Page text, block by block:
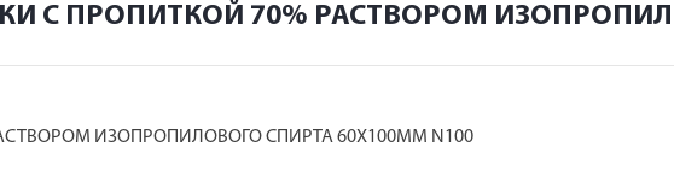
С ПРОПИТКОЙ 70% РАСТВОРОМ
ИЗОПРОПИЛОВОГО СПИРТА 60Х100ММ N100